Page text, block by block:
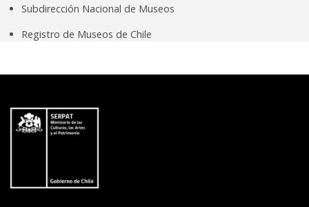
Subdirección Nacional de Museos
Registro de Museos de Chile